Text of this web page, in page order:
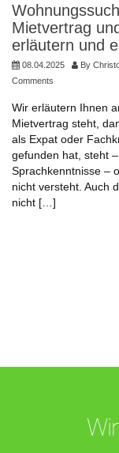
Mietvertrag
erläutern und
08.04.2025 By
Comments
Wir erläutern Ihnen
Mietvertrag steht,
als Expat oder
gefunden hat, steht
Sprachkenntnisse –
nicht versteht. Auch
nicht […]